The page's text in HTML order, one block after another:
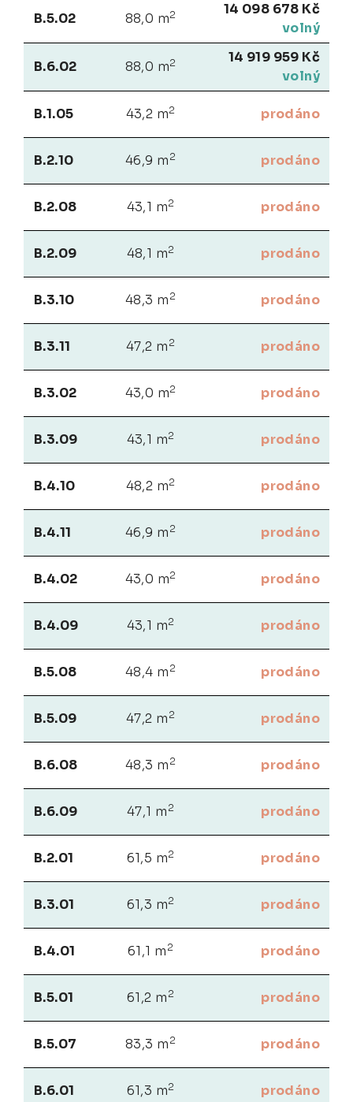
B.5.02 88,0 m2
14 098 678 Kč
volný
B.6.02 88,0 m2
14 919 959 Kč
volný
B.1.05 43,2 m2 prodáno
B.2.10 46,9 m 2 prodáno
B.2.08 43,1 m2 prodáno
B.2.09 48,1 m2 prodáno
B.3.10 48,3 m 2 prodáno
B.3.11 47,2 m 2 prodáno
B.3.02 43,0 m2 prodáno
B.3.09 43,1 m2 prodáno
B.4.10 48,2 m2 prodáno
B.4.11 46,9 m 2 prodáno
B.4.02 43,0 m2 prodáno
B.4.09 43,1 m2 prodáno
B.5.08 48,4 m 2 prodáno
B.5.09 47,2 m 2 prodáno
B.6.08 48,3 m 2 prodáno
B.6.09 47,1 m 2 prodáno
B.2.01 61,5 m2 prodáno
B.3.01 61,3 m2 prodáno
B.4.01 61,1 m 2 prodáno
B.5.01 61,2 m 2 prodáno
B.5.07 83,3 m 2 prodáno
B.6.01 61,3 m2 prodáno